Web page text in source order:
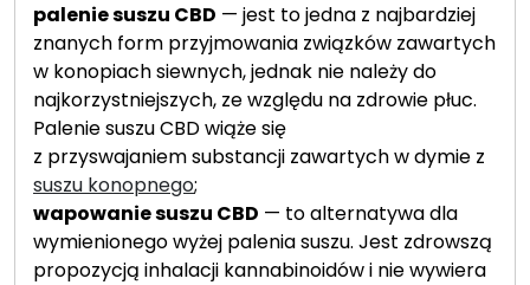
palenie suszu CBD — jest to jedna z najbardziej
znanych form przyjmowania związków zawartych
w konopiach siewnych, jednak nie należy do
najkorzystniejszych, ze względu na zdrowie płuc.
Palenie suszu CBD wiąże się
z przyswajaniem substancji zawartych w dymie z
suszu konopnego;
wapowanie suszu CBD — to alternatywa dla
wymienionego wyżej palenia suszu. Jest zdrowszą
propozycją inhalacji kannabinoidów i nie wywiera